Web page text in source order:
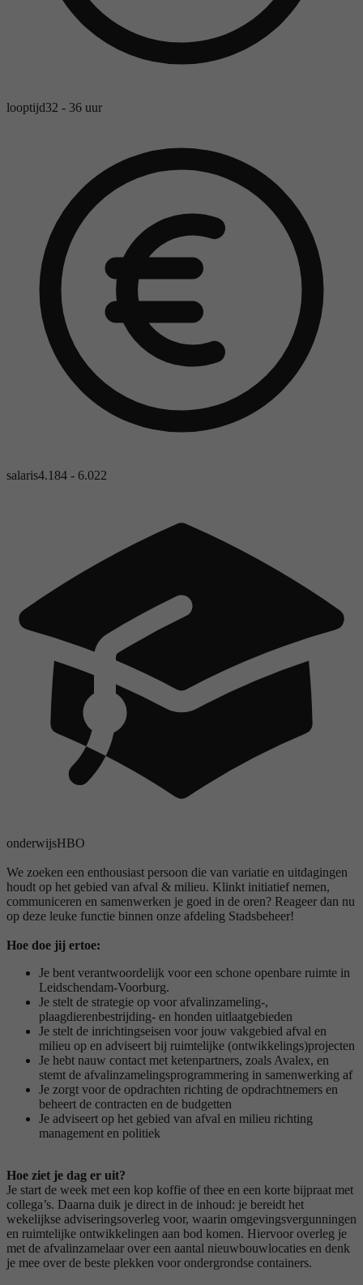
looptijd32 - 36 uur
salaris4.184 - 6.022
onderwijsHBO
We zoeken een enthousiast persoon die van variatie en uitdagingen
houdt op het gebied van afval & milieu. Klinkt initiatief nemen,
communiceren en samenwerken je goed in de oren? Reageer dan nu
op deze leuke functie binnen onze afdeling Stadsbeheer!
Hoe doe jij ertoe:
Je bent verantwoordelijk voor een schone openbare ruimte in
Leidschendam-Voorburg.
Je stelt de strategie op voor afvalinzameling-,
plaagdierenbestrijding- en honden uitlaatgebieden
Je stelt de inrichtingseisen voor jouw vakgebied afval en
milieu op en adviseert bij ruimtelijke (ontwikkelings)projecten
Je hebt nauw contact met ketenpartners, zoals Avalex, en
stemt de afvalinzamelingsprogrammering in samenwerking af
Je zorgt voor de opdrachten richting de opdrachtnemers en
beheert de contracten en de budgetten
Je adviseert op het gebied van afval en milieu richting
management en politiek
Hoe ziet je dag er uit?
Je start de week met een kop koffie of thee en een korte bijpraat met
collega’s. Daarna duik je direct in de inhoud: je bereidt het
wekelijkse adviseringsoverleg voor, waarin omgevingsvergunningen
en ruimtelijke ontwikkelingen aan bod komen. Hiervoor overleg je
met de afvalinzamelaar over een aantal nieuwbouwlocaties en denk
je mee over de beste plekken voor ondergrondse containers.